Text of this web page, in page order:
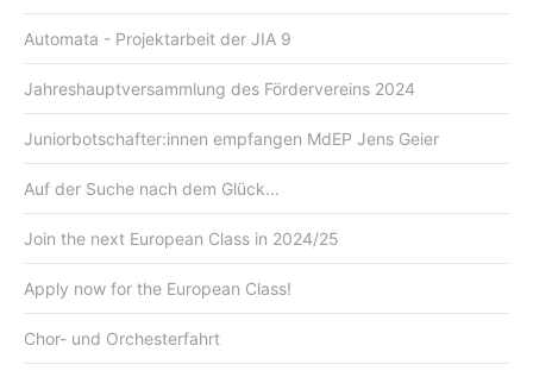
Automata - Projektarbeit der JIA 9
Jahreshauptversammlung des Fördervereins 2024
Juniorbotschafter:innen empfangen MdEP Jens Geier
Auf der Suche nach dem Glück...
Join the next European Class in 2024/25
Apply now for the European Class!
Chor- und Orchesterfahrt